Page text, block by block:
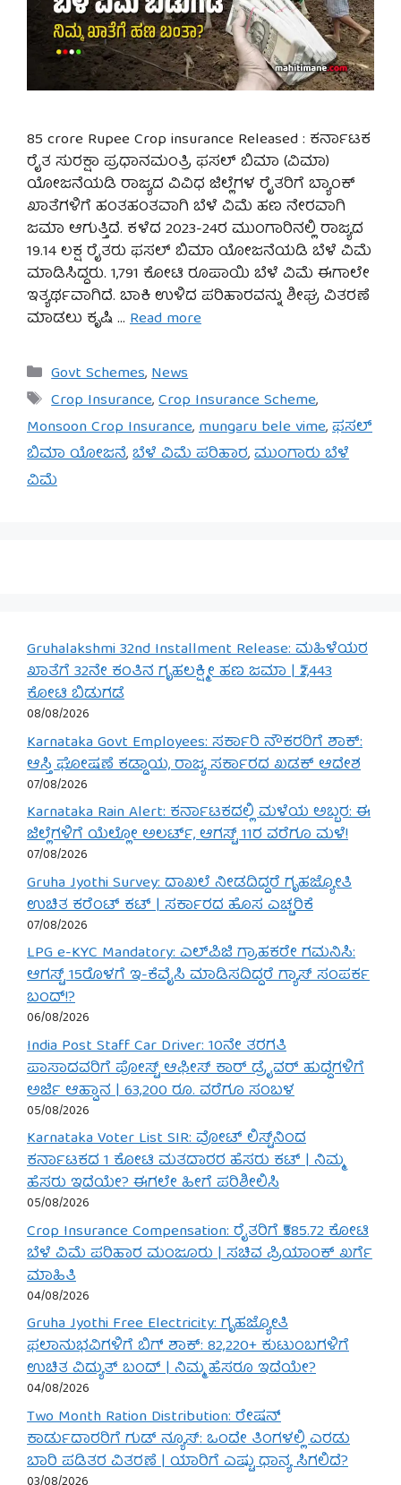
85 crore Rupee Crop insurance Released : ಕರ್ನಾಟಕ
ರೈತ ಸುರಕ್ಷಾ ಪ್ರಧಾನಮಂತ್ರಿ ಫಸಲ್ ಬಿಮಾ (ವಿಮಾ)
ಯೋಜನೆಯಡಿ ರಾಜ್ಯದ ವಿವಿಧ ಜಿಲ್ಲೆಗಳ ರೈತರಿಗೆ ಬ್ಯಾಂಕ್
ಖಾತೆಗಳಿಗೆ ಹಂತಹಂತವಾಗಿ ಬೆಳೆ ವಿಮೆ ಹಣ ನೇರವಾಗಿ
ಜಮಾ ಆಗುತ್ತಿದೆ. ಕಳೆದ 2023-24ರ ಮುಂಗಾರಿನಲ್ಲಿ ರಾಜ್ಯದ
19.14 ಲಕ್ಷ ರೈತರು ಫಸಲ್ ಬಿಮಾ ಯೋಜನೆಯಡಿ ಬೆಳೆ ವಿಮೆ
ಮಾಡಿಸಿದ್ದರು. 1,791 ಕೋಟಿ ರೂಪಾಯಿ ಬೆಳೆ ವಿಮೆ ಈಗಾಲೇ
ಇತ್ಯರ್ಥವಾಗಿದೆ. ಬಾಕಿ ಉಳಿದ ಪರಿಹಾರವನ್ನು ಶೀಘ್ರ ವಿತರಣೆ
ಮಾಡಲು ಕೃಷಿ … Read more
Categories
Govt Schemes,News
Tags
Crop Insurance,Crop Insurance Scheme,
Monsoon Crop Insurance,mungaru bele vime,ಫಸಲ್
ಬಿಮಾ ಯೋಜನೆ,ಬೆಳೆ ವಿಮೆ ಪರಿಹಾರ,ಮುಂಗಾರು ಬೆಳೆ
ವಿಮೆ
Gruhalakshmi 32nd Installment Release: ಮಹಿಳೆಯರ
ಖಾತೆಗೆ 32ನೇ ಕಂತಿನ ಗೃಹಲಕ್ಷ್ಮೀ ಹಣ ಜಮಾ | ₹2,443
ಕೋಟಿ ಬಿಡುಗಡೆ
08/08/2026
Karnataka Govt Employees: ಸರ್ಕಾರಿ ನೌಕರರಿಗೆ ಶಾಕ್:
ಆಸ್ತಿ ಘೋಷಣೆ ಕಡ್ಡಾಯ, ರಾಜ್ಯ ಸರ್ಕಾರದ ಖಡಕ್ ಆದೇಶ
07/08/2026
Karnataka Rain Alert: ಕರ್ನಾಟಕದಲ್ಲಿ ಮಳೆಯ ಅಬ್ಬರ: ಈ
ಜಿಲ್ಲೆಗಳಿಗೆ ಯೆಲ್ಲೋ ಅಲರ್ಟ್, ಆಗಸ್ಟ್ 11ರ ವರೆಗೂ ಮಳೆ!
07/08/2026
Gruha Jyothi Survey: ದಾಖಲೆ ನೀಡದಿದ್ದರೆ ಗೃಹಜ್ಯೋತಿ
ಉಚಿತ ಕರೆಂಟ್ ಕಟ್ | ಸರ್ಕಾರದ ಹೊಸ ಎಚ್ಚರಿಕೆ
07/08/2026
LPG e-KYC Mandatory: ಎಲ್‌ಪಿಜಿ ಗ್ರಾಹಕರೇ ಗಮನಿಸಿ:
ಆಗಸ್ಟ್ 15ರೊಳಗೆ ಇ-ಕೆವೈಸಿ ಮಾಡಿಸದಿದ್ದರೆ ಗ್ಯಾಸ್ ಸಂಪರ್ಕ
ಬಂದ್!?
06/08/2026
India Post Staff Car Driver: 10ನೇ ತರಗತಿ
ಪಾಸಾದವರಿಗೆ ಪೋಸ್ಟ್ ಆಫೀಸ್ ಕಾರ್ ಡ್ರೈವರ್ ಹುದ್ದೆಗಳಿಗೆ
ಅರ್ಜಿ ಆಹ್ವಾನ | 63,200 ರೂ. ವರೆಗೂ ಸಂಬಳ
05/08/2026
Karnataka Voter List SIR: ವೋಟ್ ಲಿಸ್ಟ್‌ನಿಂದ
ಕರ್ನಾಟಕದ 1 ಕೋಟಿ ಮತದಾರರ ಹೆಸರು ಕಟ್ | ನಿಮ್ಮ
ಹೆಸರು ಇದೆಯೇ? ಈಗಲೇ ಹೀಗೆ ಪರಿಶೀಲಿಸಿ
05/08/2026
Crop Insurance Compensation: ರೈತರಿಗೆ ₹585.72 ಕೋಟಿ
ಬೆಳೆ ವಿಮೆ ಪರಿಹಾರ ಮಂಜೂರು | ಸಚಿವ ಪ್ರಿಯಾಂಕ್ ಖರ್ಗೆ
ಮಾಹಿತಿ
04/08/2026
Gruha Jyothi Free Electricity: ಗೃಹಜ್ಯೋತಿ
ಫಲಾನುಭವಿಗಳಿಗೆ ಬಿಗ್ ಶಾಕ್: 82,220+ ಕುಟುಂಬಗಳಿಗೆ
ಉಚಿತ ವಿದ್ಯುತ್ ಬಂದ್ | ನಿಮ್ಮ ಹೆಸರೂ ಇದೆಯೇ?
04/08/2026
Two Month Ration Distribution: ರೇಷನ್
ಕಾರ್ಡುದಾರರಿಗೆ ಗುಡ್ ನ್ಯೂಸ್: ಒಂದೇ ತಿಂಗಳಲ್ಲಿ ಎರಡು
ಬಾರಿ ಪಡಿತರ ವಿತರಣೆ | ಯಾರಿಗೆ ಎಷ್ಟು ಧಾನ್ಯ ಸಿಗಲಿದೆ?